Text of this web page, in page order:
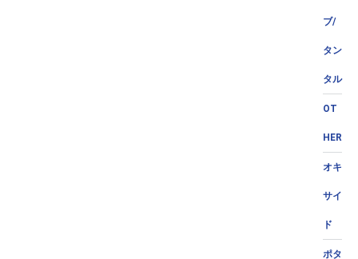
ブ/
タン
タル
OT
HER
オキ
サイ
ド
ポタ